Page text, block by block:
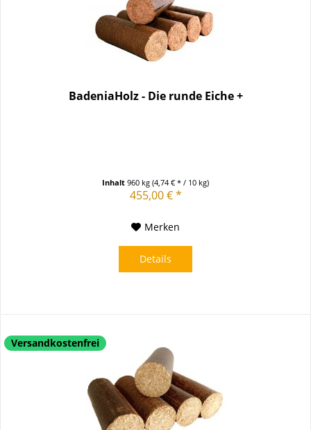
BadeniaHolz - Die runde Eiche +
Inhalt960 kg(4,74 € * / 10 kg)
455,00 € *
Merken
Details
Versandkostenfrei